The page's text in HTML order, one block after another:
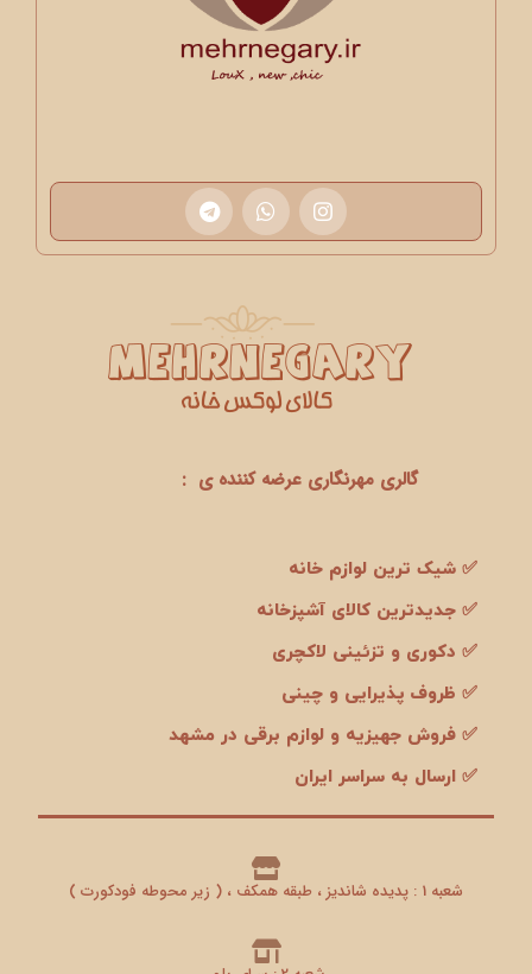
گالری مهرنگاری عرضه کننده ی :
✅ شیک ترین لوازم خانه
✅ جدیدترین کالای آشپزخانه
✅ دکوری و تزئینی لاکچری
✅ ظروف پذیرایی و چینی
✅ فروش جهیزیه و لوازم برقی در مشهد
✅ ارسال به سراسر ایران
شعبه 1 : پدیده شاندیز ، طبقه همکف ، ( زیر محوطه فودکورت )